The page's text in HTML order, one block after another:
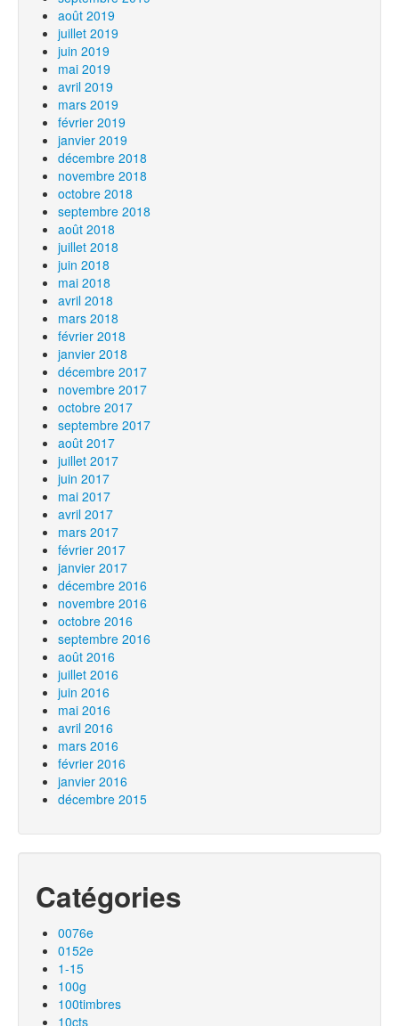
août 2019
juillet 2019
juin 2019
mai 2019
avril 2019
mars 2019
février 2019
janvier 2019
décembre 2018
novembre 2018
octobre 2018
septembre 2018
août 2018
juillet 2018
juin 2018
mai 2018
avril 2018
mars 2018
février 2018
janvier 2018
décembre 2017
novembre 2017
octobre 2017
septembre 2017
août 2017
juillet 2017
juin 2017
mai 2017
avril 2017
mars 2017
février 2017
janvier 2017
décembre 2016
novembre 2016
octobre 2016
septembre 2016
août 2016
juillet 2016
juin 2016
mai 2016
avril 2016
mars 2016
février 2016
janvier 2016
décembre 2015
Catégories
0076e
0152e
1-15
100g
100timbres
10cts